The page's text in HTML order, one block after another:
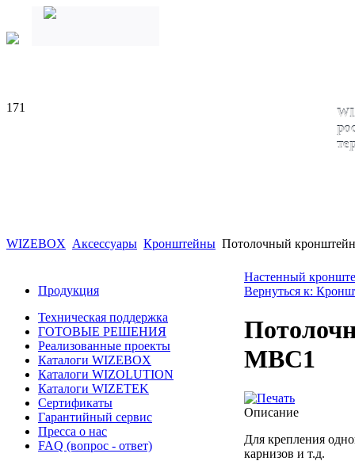
171
WIZEBOX Аксессуары Кронштейны Потолочный
Продукция
Техническая поддержка
ГОТОВЫЕ РЕШЕНИЯ
Реализованные проекты
Каталоги WIZEBOX
Каталоги WIZOLUTION
Каталоги WIZETEK
Сертификаты
Гарантийный сервис
Пресса о нас
FAQ (вопрос - ответ)
Настенный
Вернуться к:
MBC1
Описание
Для крепления
карнизов и т.д.